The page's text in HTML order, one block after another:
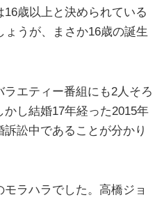
歳以上と決められている
うが、まさか16歳の誕生
エティー番組にも2人そろ
し結婚17年経った2015年
訟中であることが分かり
ラハラでした。高橋ジョ